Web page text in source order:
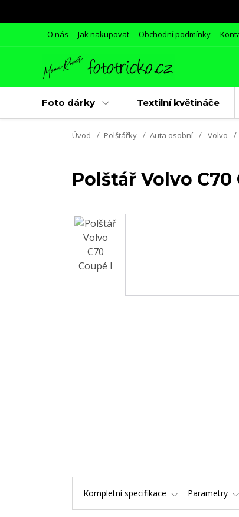
O nás Jak nakupovat Obchodní podmínky
Foto dárky Textilní květináče
Úvod Polštářky Auta osobní Volvo
Polštář Volvo C70
Kompletní specifikace Parametry